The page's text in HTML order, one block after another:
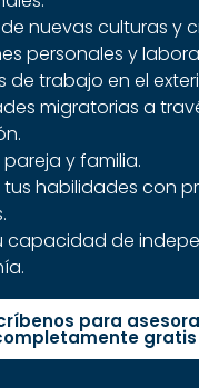
nuevas culturas y
personales y
de trabajo en el
migratorias a
pareja y familia.
habilidades con
capacidad de
para